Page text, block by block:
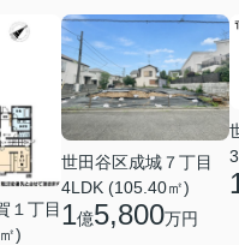
１丁目
)
世田谷区成城７丁目
4LDK (105.40㎡)
1億5,800万円